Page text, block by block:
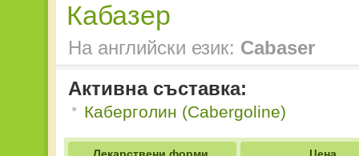
Кабазер
На английски език: Cabaser
Активна съставка:
Каберголин (Cabergoline)